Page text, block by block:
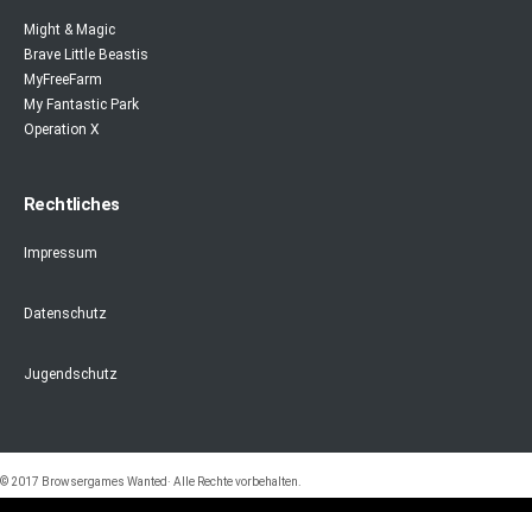
Might & Magic
Brave Little Beastis
MyFreeFarm
My Fantastic Park
Operation X
Rechtliches
Impressum
Datenschutz
Jugendschutz
© 2017 Browsergames Wanted· Alle Rechte vorbehalten.